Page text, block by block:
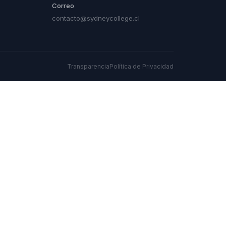
Correo
contacto@sydneycollege.cl
TransparenciaPolítica de Privacidad